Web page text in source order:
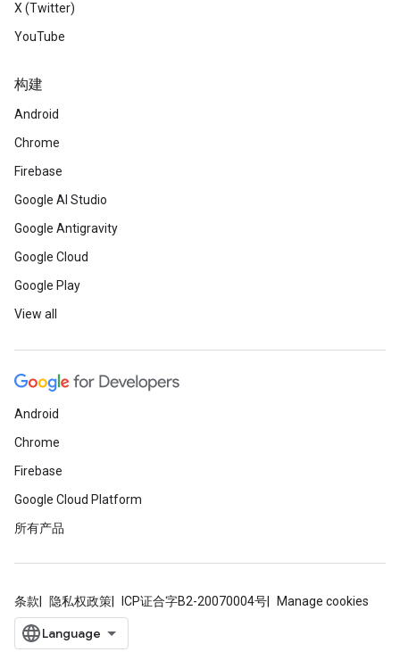
X (Twitter)
YouTube
构建
Android
Chrome
Firebase
Google AI Studio
Google Antigravity
Google Cloud
Google Play
View all
Android
Chrome
Firebase
Google Cloud Platform
所有产品
条款 隐私权政策 ICP证合字B2-20070004号 Manage cookies